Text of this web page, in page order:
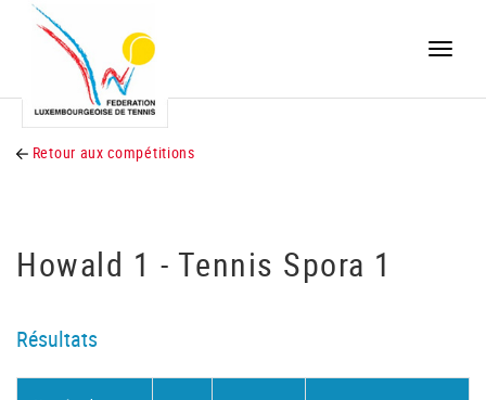
Toggle
Retour aux compétitions
Howald 1 - Tennis Spora 1
Résultats